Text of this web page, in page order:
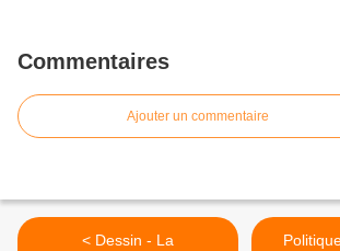
Commentaires
Ajouter un commentaire
< Dessin - La